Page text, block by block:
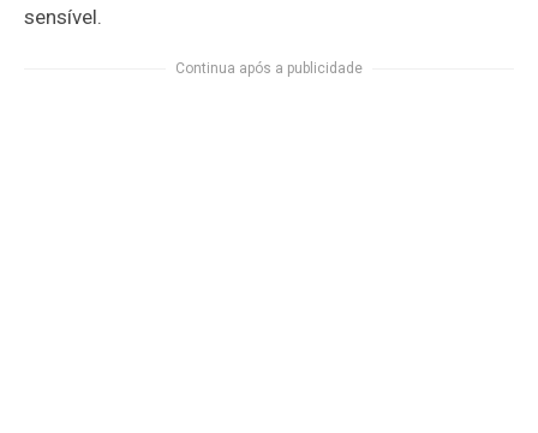
sensível.
Continua após a publicidade